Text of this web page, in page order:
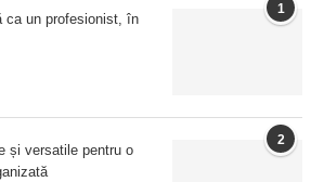
1
ca un profesionist, în
2
și versatile pentru o